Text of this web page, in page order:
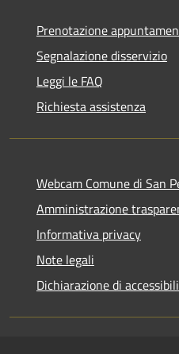
Prenotazione
Segnalazione disservizio
Leggi le FAQ
Richiesta assistenza
Webcam Comune di San
Amministrazione
Informativa privacy
Note legali
Dichiarazione di